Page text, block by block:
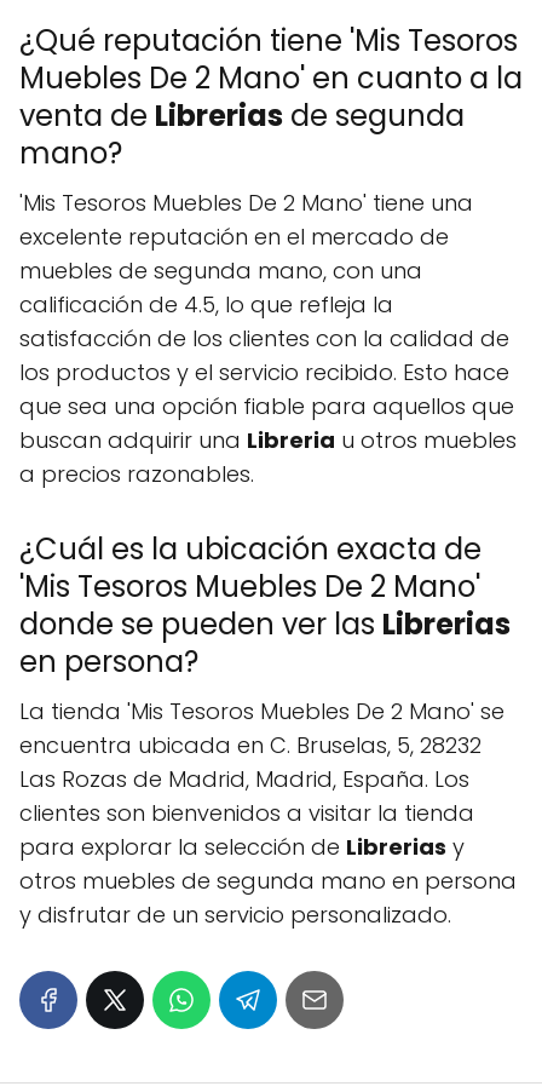
¿Qué reputación tiene 'Mis Tesoros
Muebles De 2 Mano' en cuanto a la
venta de Librerias de segunda
mano?
'Mis Tesoros Muebles De 2 Mano' tiene una
excelente reputación en el mercado de
muebles de segunda mano, con una
calificación de 4.5, lo que refleja la
satisfacción de los clientes con la calidad de
los productos y el servicio recibido. Esto hace
que sea una opción fiable para aquellos que
buscan adquirir una Libreria u otros muebles
a precios razonables.
¿Cuál es la ubicación exacta de
'Mis Tesoros Muebles De 2 Mano'
donde se pueden ver las Librerias
en persona?
La tienda 'Mis Tesoros Muebles De 2 Mano' se
encuentra ubicada en C. Bruselas, 5, 28232
Las Rozas de Madrid, Madrid, España. Los
clientes son bienvenidos a visitar la tienda
para explorar la selección de Librerias y
otros muebles de segunda mano en persona
y disfrutar de un servicio personalizado.